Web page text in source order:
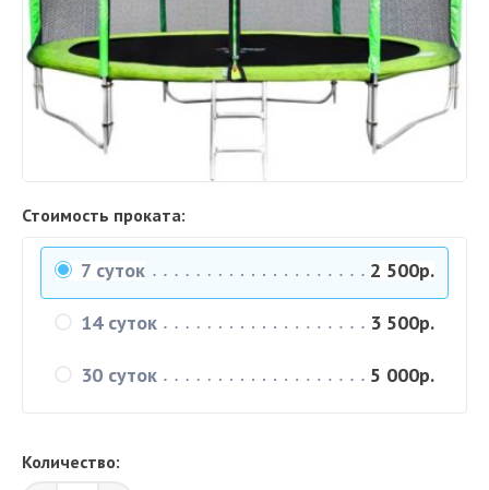
Стоимость проката:
7 суток 2 500р.
14 суток 3 500р.
30 суток 5 000р.
Количество: